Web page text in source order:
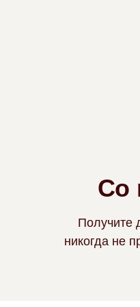
Со
Получите
никогда не